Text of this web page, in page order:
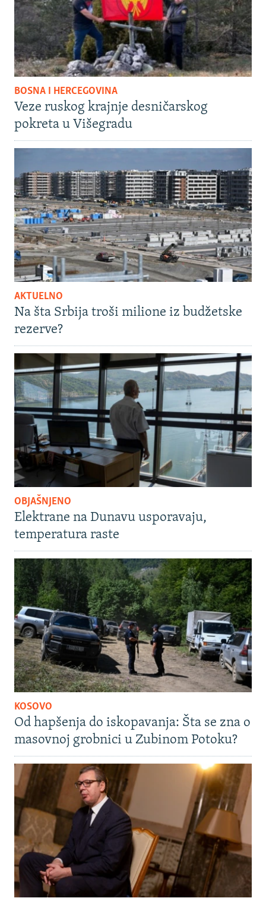
BOSNA I HERCEGOVINA
Veze ruskog krajnje desničarskog
pokreta u Višegradu
AKTUELNO
Na šta Srbija troši milione iz budžetske
rezerve?
OBJAŠNJENO
Elektrane na Dunavu usporavaju,
temperatura raste
KOSOVO
Od hapšenja do iskopavanja: Šta se zna o
masovnoj grobnici u Zubinom Potoku?